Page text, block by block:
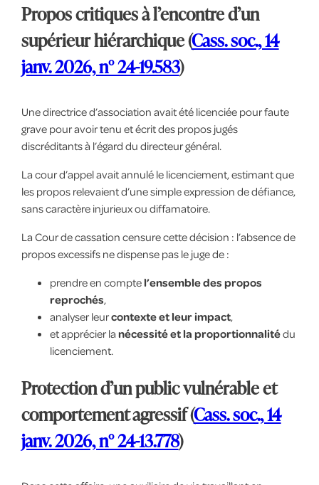
Propos critiques à l’encontre d’un
supérieur hiérarchique (Cass. soc., 14
janv. 2026, n° 24-19.583)
Une directrice d’association avait été licenciée pour faute
grave pour avoir tenu et écrit des propos jugés
discréditants à l’égard du directeur général.
La cour d’appel avait annulé le licenciement, estimant que
les propos relevaient d’une simple expression de défiance,
sans caractère injurieux ou diffamatoire.
La Cour de cassation censure cette décision : l’absence de
propos excessifs ne dispense pas le juge de :
prendre en compte l’ensemble des propos
reprochés,
analyser leurcontexte et leur impact,
et apprécier la nécessité et la proportionnalitédu
licenciement.
Protection d’un public vulnérable et
comportement agressif (Cass. soc., 14
janv. 2026, n° 24-13.778)